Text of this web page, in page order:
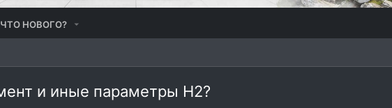
ЧТО НОВОГО?
и иные параметры Н2?